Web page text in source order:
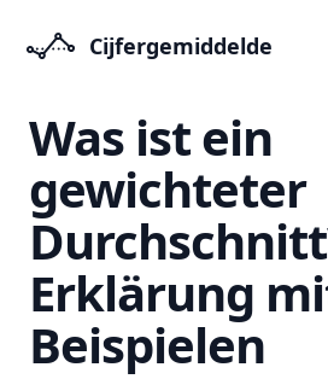
Cijfergemiddelde
Was ist ein
gewichteter
Erklärung
Beispielen